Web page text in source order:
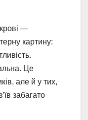
—
картину:
Це
але й у тих,
забагато